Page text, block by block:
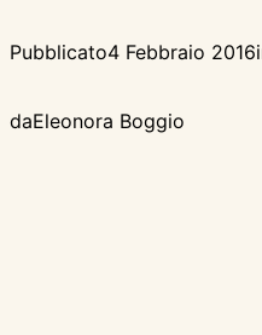
Pubblicato4 Febbraio 2016
daEleonora Boggio